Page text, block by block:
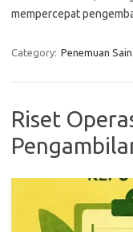
mempercepat
Category: Penemuan
Riset